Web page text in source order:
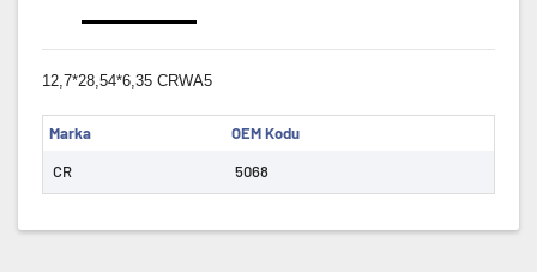
12,7*28,54*6,35 CRWA5
Marka
OEM Kodu
CR
5068